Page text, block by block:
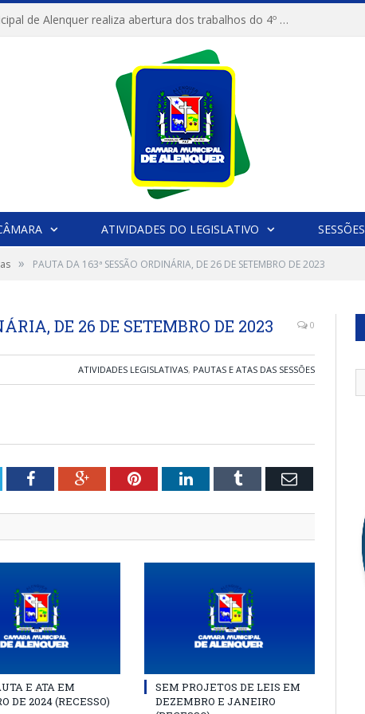
Câmara Municipal de Alenquer realiza abertura dos trabalhos do 4º Período Legislativo
ATIVIDADES DO LEGISLATIVO SESSÕES
» PAUTA DA 163ª SESSÃO ORDINÁRIA, DE 26 DE SETEMBRO DE 2023
DE 26 DE SETEMBRO DE 2023 0
ATIVIDADES LEGISLATIVAS, PAUTAS E ATAS DAS SESSÕES
FacebookGoogle+PinterestLinkedInTumblr Email
E ATA EM
DE 2024 (RECESSO)
SEM PROJETOS DE LEIS EM
DEZEMBRO E JANEIRO